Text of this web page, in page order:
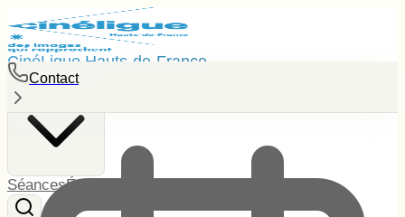
CinéLigue Hauts-de-France
Toutes les villes
SéancesÉvénements
Contact